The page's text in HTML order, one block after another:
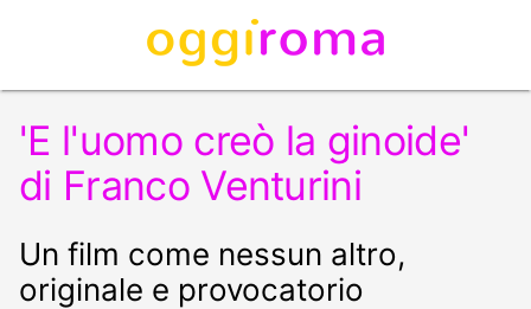
'E l'uomo creò la ginoide'
di Franco Venturini
Un film come nessun altro,
originale e provocatorio